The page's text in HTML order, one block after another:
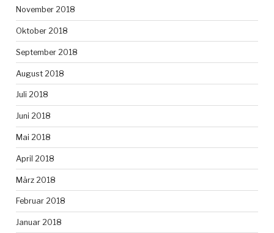
November 2018
Oktober 2018
September 2018
August 2018
Juli 2018
Juni 2018
Mai 2018
April 2018
März 2018
Februar 2018
Januar 2018